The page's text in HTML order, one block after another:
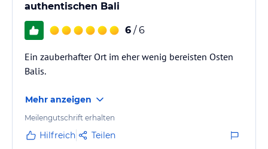
authentischen Bali
6 / 6
Ein zauberhafter Ort im eher wenig bereisten Osten
Balis.
Mehr anzeigen
Meilengutschrift erhalten
Hilfreich Teilen